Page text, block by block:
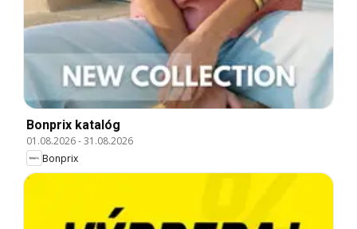
Bonprix katalóg
01.08.2026-31.08.2026
Bonprix